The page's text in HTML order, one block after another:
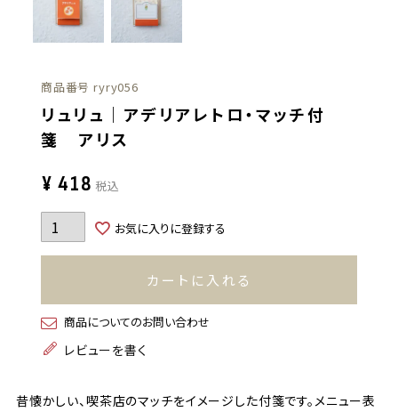
商品番号 ryry056
リュリュ｜アデリアレトロ・マッチ付
箋 アリス
¥ 418 税込
お気に入りに登録する
カートに入れる
商品についてのお問い合わせ
レビューを書く
昔懐かしい、喫茶店のマッチをイメージした付箋です。メニュー表